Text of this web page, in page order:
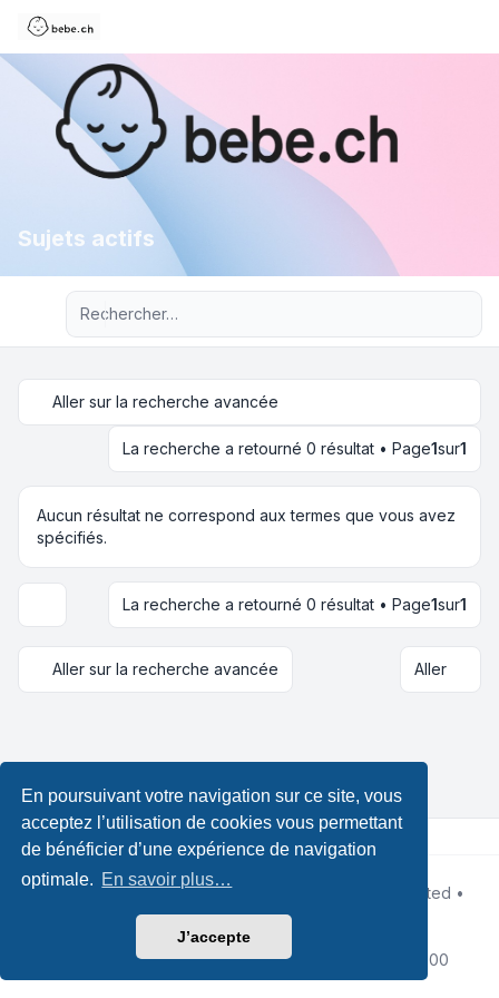
En poursuivant votre navigation sur ce site, vous
acceptez l’utilisation de cookies vous permettant
de bénéficier d’une expérience de navigation
optimale. En savoir plus…
J’accepte
Sujets actifs
Recherche avancée
Aller sur la recherche avancée
La recherche a retourné 0 résultat • Page1sur1
Aucun résultat ne correspond aux termes que vous avez
spécifiés.
Options d’affichage et de tri
La recherche a retourné 0 résultat • Page1sur1
Aller sur la recherche avancée Aller
Développé parphpBB® Forum Software © phpBB Limited •
Leenoz.com
Traduction française officielle©
|Conditions|Fuseau horaire sur UTC+02:00